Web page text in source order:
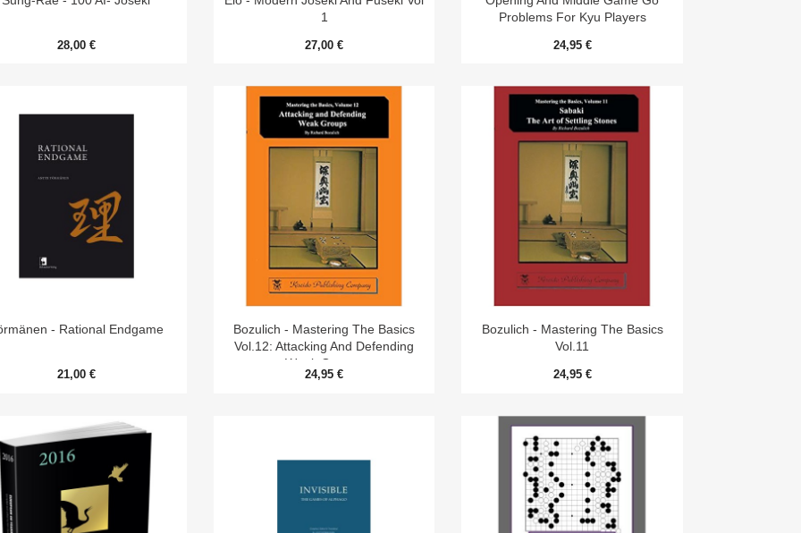
28,00 €
1
27,00 €
Problems For Kyu Players
24,95 €
Aperçu rapide
- Rational Endgame
21,00 €
 Aperçu rapide
Bozulich - Mastering The Basics
Vol.12: Attacking And Defending
Weak Groups
24,95 €
 Aperçu rapide
Bozulich - Mastering The Basics
Vol.11
24,95 €